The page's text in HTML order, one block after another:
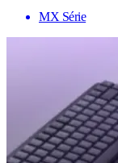
MX Série